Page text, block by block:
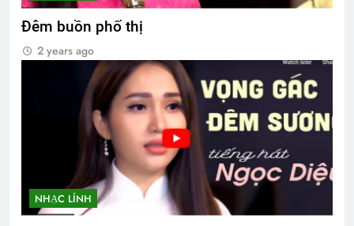
Đêm buồn phố thị
2 years ago
NHẠC LÍNH